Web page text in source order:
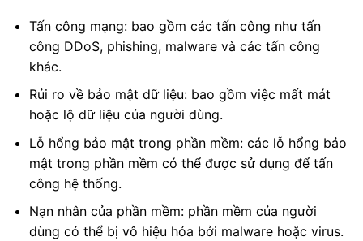
Tấn công mạng: bao gồm các tấn công như tấn
công DDoS, phishing, malware và các tấn công
khác.
Rủi ro về bảo mật dữ liệu: bao gồm việc mất mát
hoặc lộ dữ liệu của người dùng.
Lỗ hổng bảo mật trong phần mềm: các lỗ hổng bảo
mật trong phần mềm có thể được sử dụng để tấn
công hệ thống.
Nạn nhân của phần mềm: phần mềm của người
dùng có thể bị vô hiệu hóa bởi malware hoặc virus.